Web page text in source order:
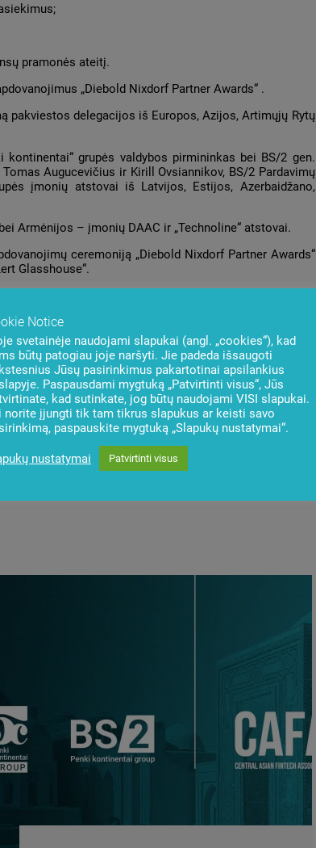
pramonės ateitį.
„Diebold Nixdorf Partner Awards“ .
pakviestos delegacijos iš Europos, Azijos, Artimųjų Rytų
grupės valdybos pirmininkas bei BS/2 gen.
Augucevičius ir Kirill Ovsiannikov, BS/2 Pardavimų
įmonių atstovai iš Latvijos, Estijos, Azerbaidžano,
Armėnijos – įmonių DAAC ir „Technoline“ atstovai.
ceremoniją „Diebold Nixdorf Partner Awards“
Glasshouse“.
Notice
svetainėje naudojami slapukai (angl. „cookies“), kad
būtų patogiau joje naršyti. Jie padeda išsaugoti
Jūsų pasirinkimus pakartotinai apsilankius
Paspausdami mygtuką „Patvirtinti visus“, Jūs
kad sutinkate, jog būtų naudojami VISI slapukai.
norite įjungti tik tam tikrus slapukus ar keisti savo
paspauskite mygtuką „Slapukų nustatymai“.
nustatymai Patvirtinti visus